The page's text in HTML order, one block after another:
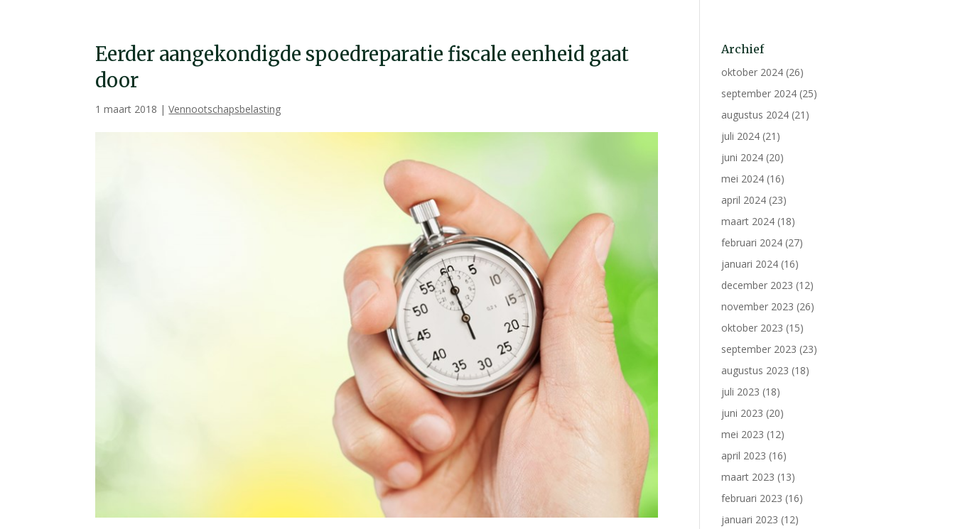
Eerder aangekondigde spoedreparatie fiscale eenheid gaat
door
1 maart 2018 |Vennootschapsbelasting
Archief
oktober 2024 (26)
september 2024 (25)
augustus 2024 (21)
juli 2024 (21)
juni 2024 (20)
mei 2024 (16)
april 2024 (23)
maart 2024 (18)
februari 2024 (27)
januari 2024 (16)
december 2023 (12)
november 2023 (26)
oktober 2023 (15)
september 2023 (23)
augustus 2023 (18)
juli 2023 (18)
juni 2023 (20)
mei 2023 (12)
april 2023 (16)
maart 2023 (13)
februari 2023 (16)
januari 2023 (12)